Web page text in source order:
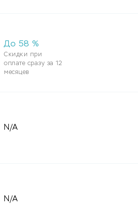
До 58 %
Скидки при
оплате сразу за 12
месяцев
N/A
N/A